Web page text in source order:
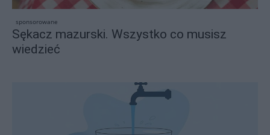
sponsorowane
Sękacz mazurski. Wszystko co musisz
wiedzieć